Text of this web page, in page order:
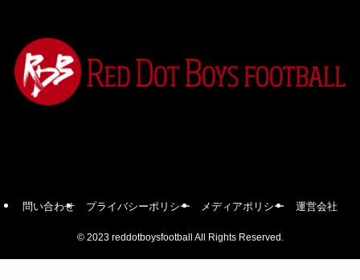
問い合わせ プライバシーポリシー メディアポリシー 運営会社
©2023 reddotboysfootball All Rights Reserved.